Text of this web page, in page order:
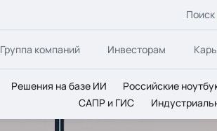
Поиск
Группа компаний Инвесторам
Решения на базе ИИ Российские
САПР и ГИС